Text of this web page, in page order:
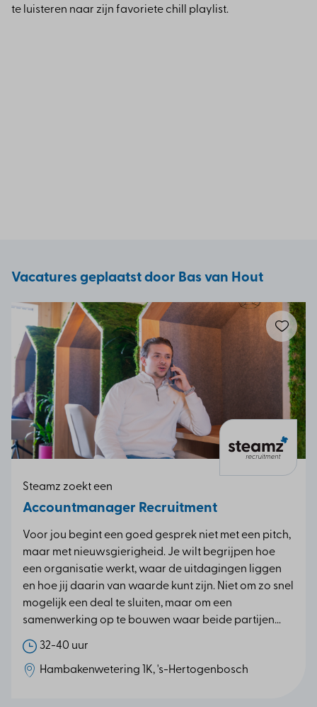
te luisteren naar zijn favoriete chill playlist.
Vacatures geplaatst door Bas van Hout
Steamz zoekt een
Accountmanager Recruitment
Voor jou begint een goed gesprek niet met een pitch,
maar met nieuwsgierigheid. Je wilt begrijpen hoe
een organisatie werkt, waar de uitdagingen liggen
en hoe jij daarin van waarde kunt zijn. Niet om zo snel
mogelijk een deal te sluiten, maar om een
samenwerking op te bouwen waar beide partijen...
32-40 uur
Hambakenwetering 1K, 's-Hertogenbosch